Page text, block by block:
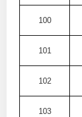
100
101
102
103